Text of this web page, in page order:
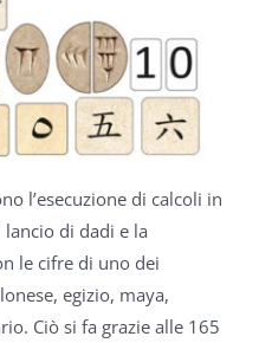
l’esecuzione di calcoli in
di dadi e la
le cifre di uno dei
egizio, maya,
Ciò si fa grazie alle 165